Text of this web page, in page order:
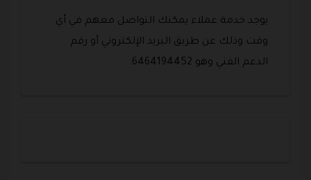
يوجد خدمة عملاء يمكنك التواصل معهم في أي
وقت وذلك عن طريق البريد الإلكتروني أو رقم
الدعم الفني وهو 6464194452.